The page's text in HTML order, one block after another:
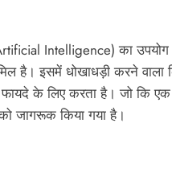
Intelligence) का
है। इसमें धोखाधड़ी करने वाला
के लिए करता है। जो कि
जागरूक किया गया है।